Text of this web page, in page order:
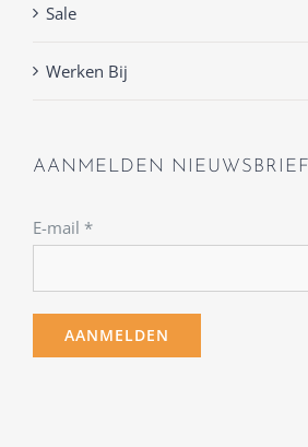
Sale
Werken Bij
AANMELDEN NIEUWSBRIEF
E-mail *